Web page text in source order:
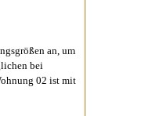
an, um
bei
02 ist mit